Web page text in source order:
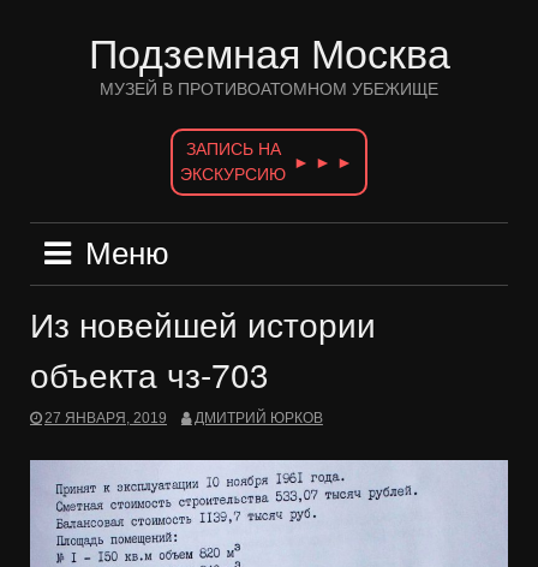
Подземная Москва
МУЗЕЙ В ПРОТИВОАТОМНОМ УБЕЖИЩЕ
ЗАПИСЬ НА
ЭКСКУРСИЮ
► ► ►
Меню
Из новейшей истории
объекта чз-703
27 ЯНВАРЯ, 2019 ДМИТРИЙ ЮРКОВ